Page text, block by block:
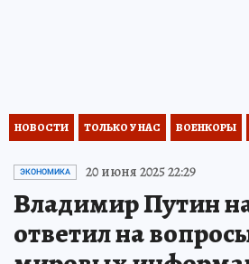
НОВОСТИ ТОЛЬКО У НАС ВОЕНКОРЫ
ЭКОНОМИКА 20 июня 2025 22:29
Владимир Путин
ответил на